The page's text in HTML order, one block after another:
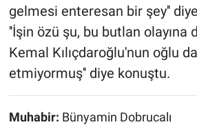
gelmesi enteresan bir şey''
''İşin özü şu, bu butlan olayına
Kemal Kılıçdaroğlu'nun oğlu
etmiyormuş'' diye konuştu.
Muhabir: Bünyamin Dobrucalı